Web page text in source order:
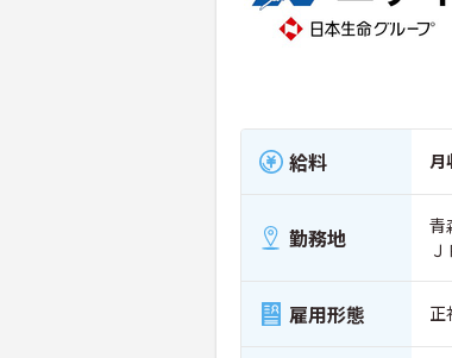
給料 月
勤務地
青
雇用形態 正